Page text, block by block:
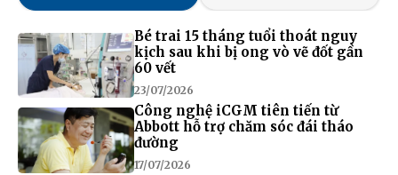
Bé trai 15 tháng tuổi thoát nguy
kịch sau khi bị ong vò vẽ đốt gần
60 vết
23/07/2026
Công nghệ iCGM tiên tiến từ
Abbott hỗ trợ chăm sóc đái tháo
đường
17/07/2026